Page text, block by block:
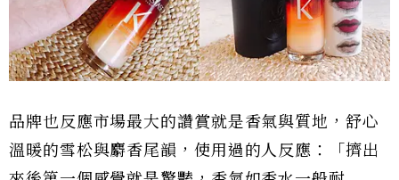
品牌也反應市場最大的讚賞就是香氣與質地，舒心
溫暖的雪松與麝香尾韻，使用過的人反應：「擠出